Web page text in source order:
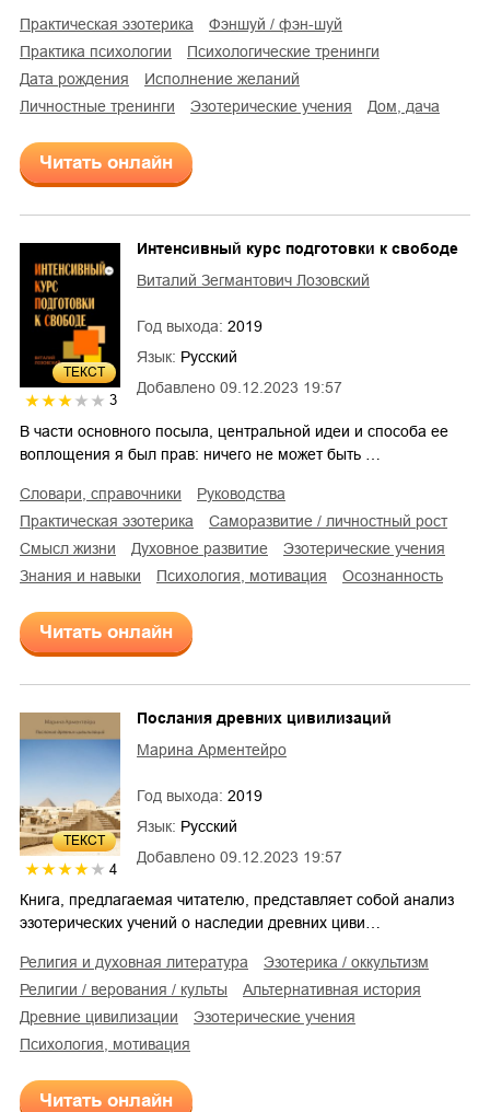
практическая эзотерика
фэншуй / фэн-шуй
практика психологии
психологические тренинги
дата рождения
исполнение желаний
личностные тренинги
эзотерические учения дом, дача
Читать онлайн
ТЕКСТ
3
Добавлено 09.12.2023 19:57
Интенсивный курс подготовки к свободе
Виталий Зегмантович Лозовский
Год выхода: 2019
Язык: Русский
В части основного посыла, центральной идеи и способа ее
воплощения я был прав: ничего не может быть …
словари, справочники
руководства
практическая эзотерика
саморазвитие / личностный рост
смысл жизни
духовное развитие
эзотерические учения
знания и навыки
психология, мотивация осознанность
Читать онлайн
ТЕКСТ
4
Добавлено 09.12.2023 19:57
Послания древних цивилизаций
Марина Арментейро
Год выхода: 2019
Язык: Русский
Книга, предлагаемая читателю, представляет собой анализ
эзотерических учений о наследии древних циви…
религия и духовная литература
эзотерика / оккультизм
религии / верования / культы
альтернативная история
древние цивилизации
эзотерические учения
психология, мотивация
Читать онлайн